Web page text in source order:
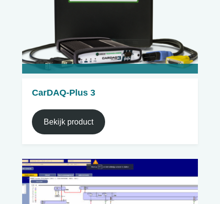
CarDAQ-Plus 3
Bekijk product